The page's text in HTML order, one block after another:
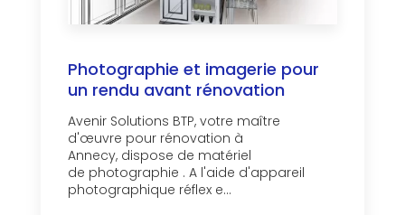
Photographie et imagerie pour
un rendu avant rénovation
Avenir Solutions BTP, votre maître
d'œuvre pour rénovation à
Annecy, dispose de matériel
de photographie . A l'aide d'appareil
photographique réflex e...